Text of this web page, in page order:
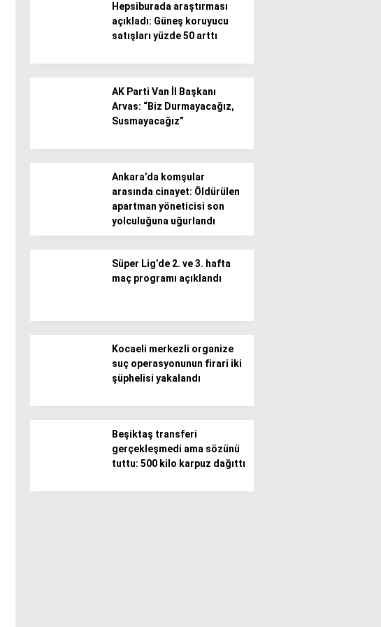
Hepsiburada araştırması
açıkladı: Güneş koruyucu
satışları yüzde 50 arttı
AK Parti Van İl Başkanı
Arvas: “Biz Durmayacağız,
Susmayacağız”
Ankara’da komşular
arasında cinayet: Öldürülen
apartman yöneticisi son
yolculuğuna uğurlandı
Süper Lig’de 2. ve 3. hafta
maç programı açıklandı
Kocaeli merkezli organize
suç operasyonunun firari iki
şüphelisi yakalandı
Beşiktaş transferi
gerçekleşmedi ama sözünü
tuttu: 500 kilo karpuz dağıttı